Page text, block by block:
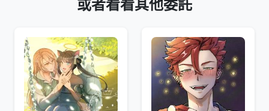
或者看看其他委託